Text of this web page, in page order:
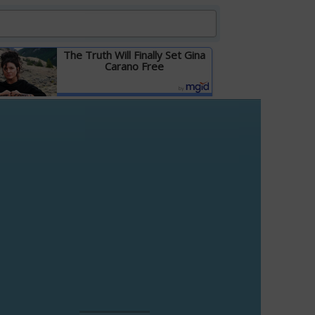
The Truth Will Finally Set Gina
Carano Free
Детальніше